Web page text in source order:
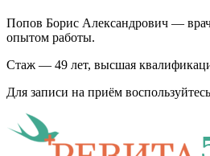
Попов Борис Александрович —
опытом работы.
Стаж — 49 лет, высшая
Для записи на приём